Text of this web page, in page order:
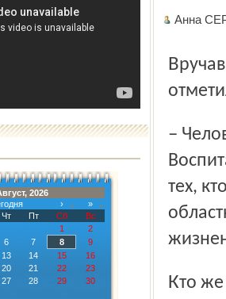
2026
›
»
Чт Пт Сб
Вс
1
2
6 7 8
9
13 14 15
16
20 21 22
23
27 28 29
30
Анна
Вручавший награды губернатор области Сергей Ястребов
– Человека воспитать – не поле перейти, – сказал он. –
тех,
Кто же эти отважные многодетные родители? Всё просто.